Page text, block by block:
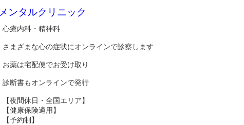
メンタルクリニック
心療内科・精神科
さまざまな心の症状にオンラインで診察します
お薬は宅配便でお受け取り
診断書もオンラインで発行
【夜間休日・全国エリア】
【健康保険適用】
【予約制】